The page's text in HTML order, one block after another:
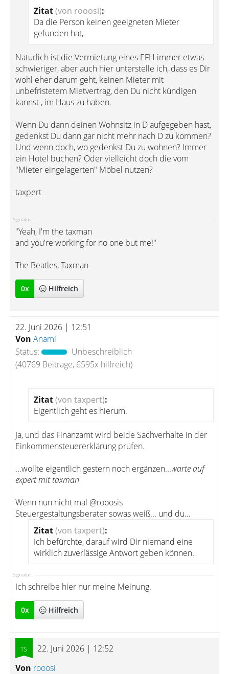
Zitat(von rooosi):
Da die Person keinen geeigneten Mieter
gefunden hat,
Natürlich ist die Vermietung eines EFH immer etwas
schwieriger, aber auch hier unterstelle ich, dass es Dir
wohl eher darum geht, keinen Mieter mit
unbefristetem Mietvertrag, den Du nicht kündigen
kannst , im Haus zu haben.
Wenn Du dann deinen Wohnsitz in D aufgegeben hast,
gedenkst Du dann gar nicht mehr nach D zu kommen?
Und wenn doch, wo gedenkst Du zu wohnen? Immer
ein Hotel buchen? Oder vielleicht doch die vom
"Mieter eingelagerten" Möbel nutzen?
taxpert
Signatur:
"Yeah, I'm the taxman
and you're working for no one but me!"
The Beatles, Taxman
0x Hilfreich
22. Juni 2026 | 12:51
Von Anami
Status:
Unbeschreiblich
(40769 Beiträge, 6595x hilfreich)
Zitat(von taxpert):
Eigentlich geht es hierum.
Ja, und das Finanzamt wird beide Sachverhalte in der
Einkommensteuererklärung prüfen.
...wollte eigentlich gestern noch ergänzen...warte auf
expert mit taxman
Wenn nun nicht mal @rooosis
Steuergestaltungsberater sowas weiß... und du...
Zitat(von taxpert):
Ich befürchte, darauf wird Dir niemand eine
wirklich zuverlässige Antwort geben können.
Signatur:
Ich schreibe hier nur meine Meinung.
0x Hilfreich
22. Juni 2026 | 12:52
Von rooosi